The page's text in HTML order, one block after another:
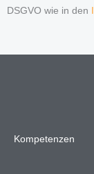
DSGVO wie in den
Kompetenzen